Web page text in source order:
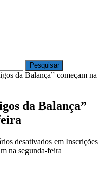
da Balança” começam na
da Balança”
desativados em Inscrições
na segunda-feira